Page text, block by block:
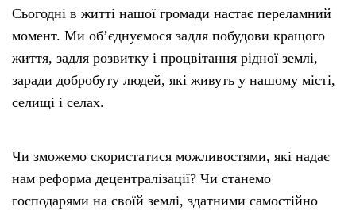
Сьогодні в житті нашої громади настає переламний
момент. Ми об’єднуємося задля побудови кращого
життя, задля розвитку і процвітання рідної землі,
заради добробуту людей, які живуть у нашому місті,
селищі і селах.
Чи зможемо скористатися можливостями, які надає
нам реформа децентралізації? Чи станемо
господарями на своїй землі, здатними самостійно